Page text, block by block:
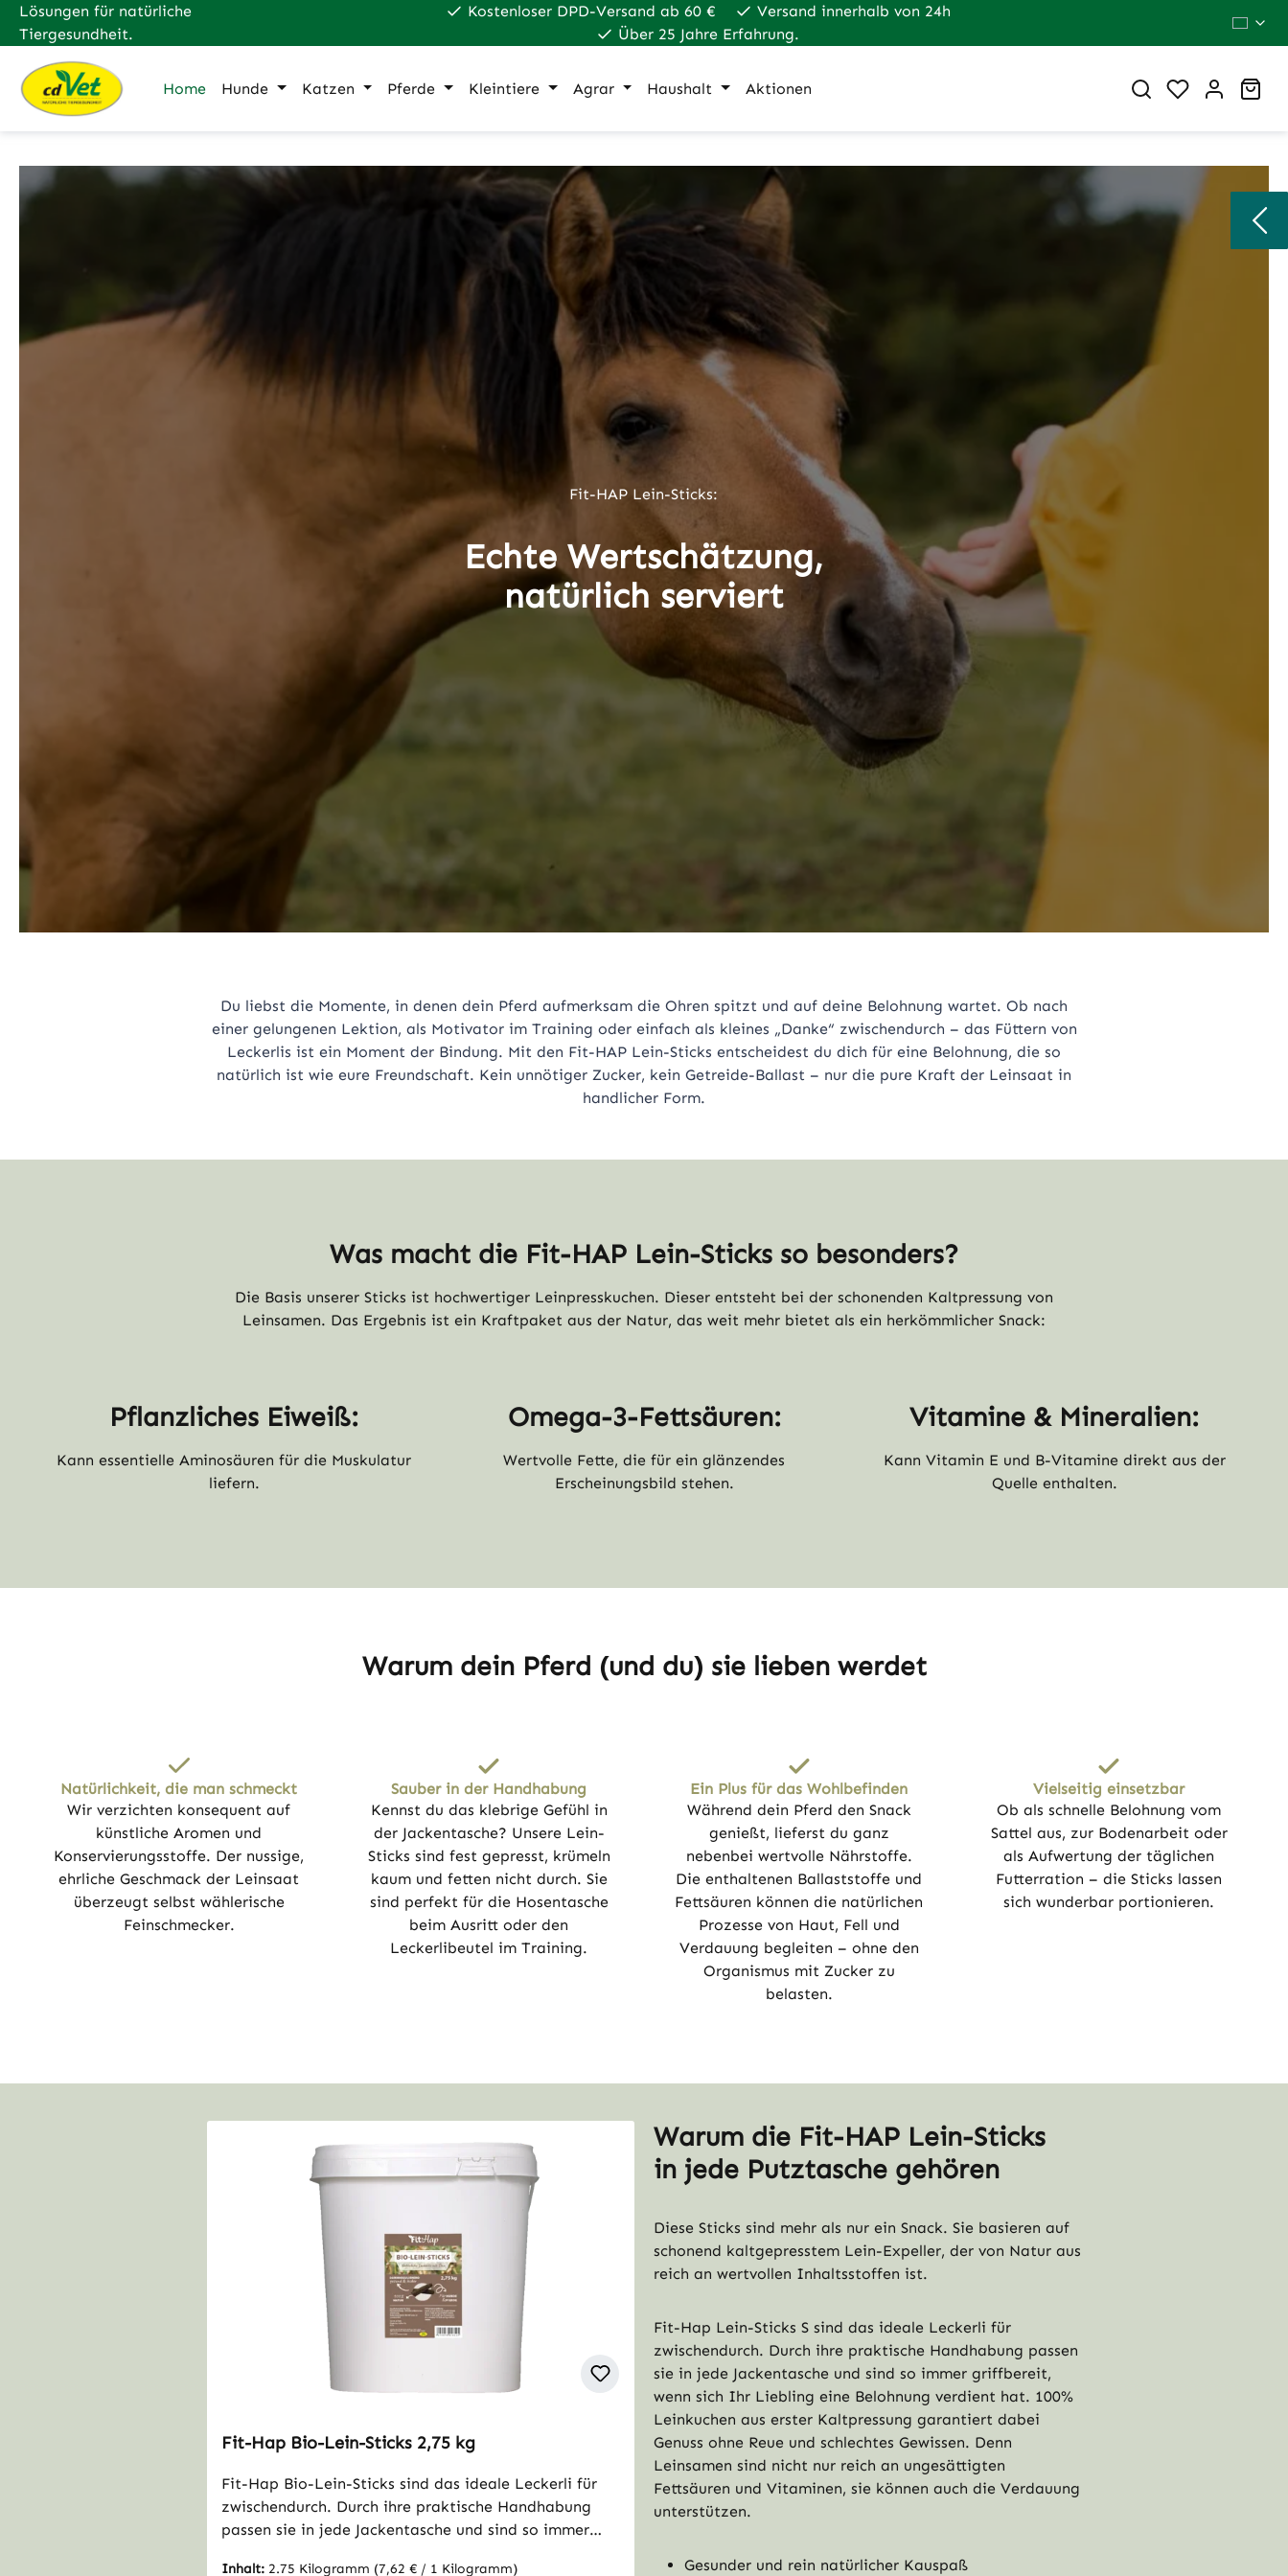
Hauptinhalt springen
Zur Suche springen
Zur Hauptnavigation springen
Lösungen für natürliche
Tiergesundheit.
Kostenloser DPD-Versand ab 60 €
Versand innerhalb von 24h
Über 25 Jahre Erfahrung.
Home Hunde Katzen Pferde Kleintiere Agrar Haushalt Aktionen Du hast 0
Slider überspringen
Fit-HAP Lein-Sticks:
Echte Wertschätzung,
natürlich serviert
Du liebst die Momente, in denen dein Pferd aufmerksam die Ohren spitzt und auf deine Belohnung wartet. Ob nach
einer gelungenen Lektion, als Motivator im Training oder einfach als kleines „Danke“ zwischendurch – das Füttern von
Leckerlis ist ein Moment der Bindung. Mit den Fit-HAP Lein-Sticks entscheidest du dich für eine Belohnung, die so
natürlich ist wie eure Freundschaft. Kein unnötiger Zucker, kein Getreide-Ballast – nur die pure Kraft der Leinsaat in
handlicher Form.
Was macht die Fit-HAP Lein-Sticks so besonders?
Die Basis unserer Sticks ist hochwertiger Leinpresskuchen. Dieser entsteht bei der schonenden Kaltpressung von
Leinsamen. Das Ergebnis ist ein Kraftpaket aus der Natur, das weit mehr bietet als ein herkömmlicher Snack:
Pflanzliches Eiweiß:
Kann essentielle Aminosäuren für die Muskulatur
liefern.
Omega-3-Fettsäuren:
Wertvolle Fette, die für ein glänzendes
Erscheinungsbild stehen.
Vitamine & Mineralien:
Kann Vitamin E und B-Vitamine direkt aus der
Quelle enthalten.
Warum dein Pferd (und du) sie lieben werdet
Natürlichkeit, die man schmeckt
Wir verzichten konsequent auf
künstliche Aromen und
Konservierungsstoffe. Der nussige,
ehrliche Geschmack der Leinsaat
überzeugt selbst wählerische
Feinschmecker.
Sauber in der Handhabung
Kennst du das klebrige Gefühl in
der Jackentasche? Unsere Lein-
Sticks sind fest gepresst, krümeln
kaum und fetten nicht durch. Sie
sind perfekt für die Hosentasche
beim Ausritt oder den
Leckerlibeutel im Training.
Ein Plus für das Wohlbefinden
Während dein Pferd den Snack
genießt, lieferst du ganz
nebenbei wertvolle Nährstoffe.
Die enthaltenen Ballaststoffe und
Fettsäuren können die natürlichen
Prozesse von Haut, Fell und
Verdauung begleiten – ohne den
Organismus mit Zucker zu
belasten.
Vielseitig einsetzbar
Ob als schnelle Belohnung vom
Sattel aus, zur Bodenarbeit oder
als Aufwertung der täglichen
Futterration – die Sticks lassen
sich wunderbar portionieren.
Fit-Hap Bio-Lein-Sticks 2,75 kg
Fit-Hap Bio-Lein-Sticks sind das ideale Leckerli für
zwischendurch. Durch ihre praktische Handhabung
passen sie in jede Jackentasche und sind so immer
Inhalt: 2.75 Kilogramm (7,62 € / 1 Kilogramm)
Warum die Fit-HAP Lein-Sticks
in jede Putztasche gehören
Diese Sticks sind mehr als nur ein Snack. Sie basieren auf
schonend kaltgepresstem Lein-Expeller, der von Natur aus
reich an wertvollen Inhaltsstoffen ist.
Fit-Hap Lein-Sticks S sind das ideale Leckerli für
zwischendurch. Durch ihre praktische Handhabung passen
sie in jede Jackentasche und sind so immer griffbereit,
wenn sich Ihr Liebling eine Belohnung verdient hat. 100%
Leinkuchen aus erster Kaltpressung garantiert dabei
Genuss ohne Reue und schlechtes Gewissen. Denn
Leinsamen sind nicht nur reich an ungesättigten
Fettsäuren und Vitaminen, sie können auch die Verdauung
unterstützen.
Gesunder und rein natürlicher Kauspaß